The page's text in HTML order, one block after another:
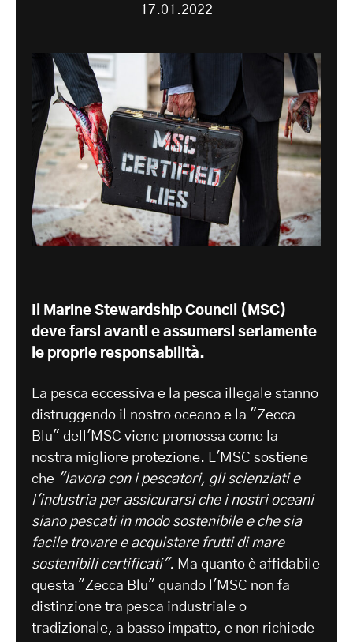
17.01.2022
Il Marine Stewardship Council (MSC)
deve farsi avanti e assumersi seriamente
le proprie responsabilità.
La pesca eccessiva e la pesca illegale stanno
distruggendo il nostro oceano e la "Zecca
Blu" dell'MSC viene promossa come la
nostra migliore protezione. L'MSC sostiene
che "lavora con i pescatori, gli scienziati e
l'industria per assicurarsi che i nostri oceani
siano pescati in modo sostenibile e che sia
facile trovare e acquistare frutti di mare
sostenibili certificati". Ma quanto è affidabile
questa "Zecca Blu" quando l'MSC non fa
distinzione tra pesca industriale o
tradizionale, a basso impatto, e non richiede